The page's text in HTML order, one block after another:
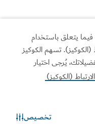
يتعلق باستخدام
(الكوكيز). تسهم الكوكيز
يُرجى اختيار
(الكوكيز)
تخصيص